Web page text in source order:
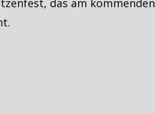
das am kommenden